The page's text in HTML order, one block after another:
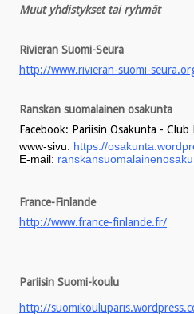
Muut yhdistykset tai ryhmät
Rivieran Suomi-Seura
http://www.rivieran-suomi-
Ranskan suomalainen osakunta
Facebook: Pariisin Osakunta - Club
www-sivu: https://
E-mail:
France-Finlande
http://www.france-finlande.fr/
Pariisin Suomi-koulu
http://